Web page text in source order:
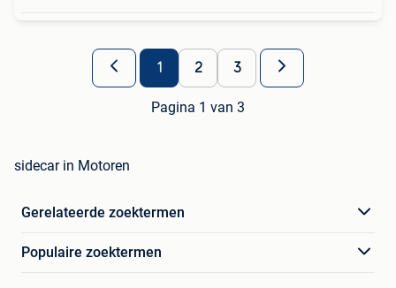
1 2 3
Pagina 1 van 3
sidecar in Motoren
Gerelateerde zoektermen
Populaire zoektermen